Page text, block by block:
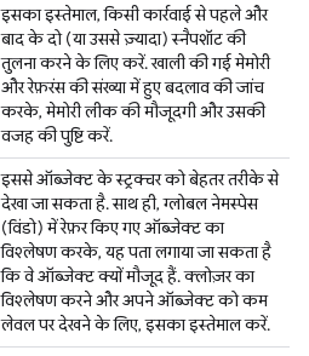
इसका इस्तेमाल, किसी कार्रवाई से पहले और
बाद के दो (या उससे ज़्यादा) स्नैपशॉट की
तुलना करने के लिए करें. खाली की गई मेमोरी
और रेफ़रंस की संख्या में हुए बदलाव की जांच
करके, मेमोरी लीक की मौजूदगी और उसकी
वजह की पुष्टि करें.
इससे ऑब्जेक्ट के स्ट्रक्चर को बेहतर तरीके से
देखा जा सकता है. साथ ही, ग्लोबल नेमस्पेस
(विंडो) में रेफ़र किए गए ऑब्जेक्ट का
विश्लेषण करके, यह पता लगाया जा सकता है
कि वे ऑब्जेक्ट क्यों मौजूद हैं. क्लोज़र का
विश्लेषण करने और अपने ऑब्जेक्ट को कम
लेवल पर देखने के लिए, इसका इस्तेमाल करें.